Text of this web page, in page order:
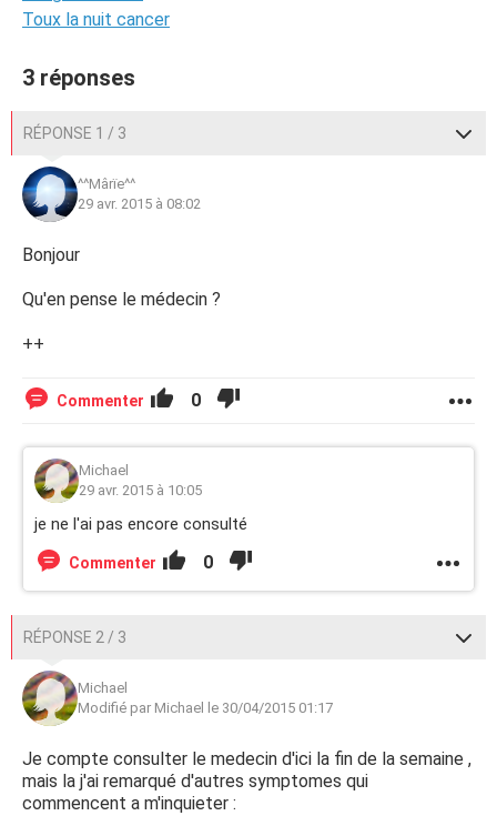
Toux la nuit cancer
3 réponses
RÉPONSE 1 / 3
^^Mârïe^^
29 avr. 2015 à 08:02
Bonjour
Qu'en pense le médecin ?
++
Commenter 0
Michael
29 avr. 2015 à 10:05
je ne l'ai pas encore consulté
Commenter 0
RÉPONSE 2 / 3
Michael
Modifié par Michael le 30/04/2015 01:17
Je compte consulter le medecin d'ici la fin de la semaine ,
mais la j'ai remarqué d'autres symptomes qui
commencent a m'inquieter :